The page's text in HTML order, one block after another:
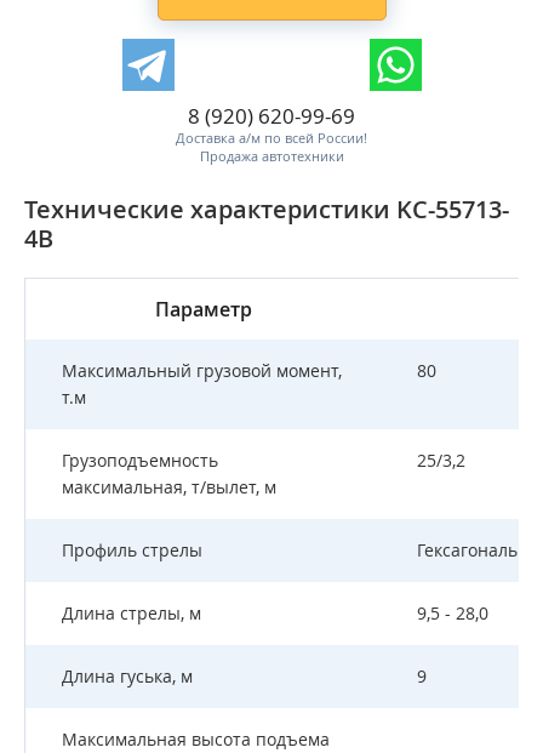
8 (920) 620-99-69
Доставка а/м по всей России!
Продажа автотехники
Технические характеристики KC-55713-
4В
Параметр
Максимальный грузовой момент,
т.м
80
Грузоподъемность
максимальная, т/вылет, м
25/3,2
Профиль стрелы
Длина стрелы, м 9,5 - 28,0
Длина гуська, м 9
Максимальная высота подъема